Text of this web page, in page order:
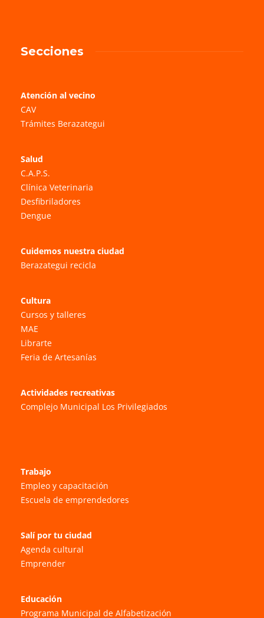
Secciones
Atención al vecino
CAV
Trámites Berazategui
Salud
C.A.P.S.
Clínica Veterinaria
Desfibriladores
Dengue
Cuidemos nuestra ciudad
Berazategui recicla
Cultura
Cursos y talleres
MAE
Librarte
Feria de Artesanías
Actividades recreativas
Complejo Municipal Los Privilegiados
Trabajo
Empleo y capacitación
Escuela de emprendedores
Salí por tu ciudad
Agenda cultural
Emprender
Educación
Programa Municipal de Alfabetización